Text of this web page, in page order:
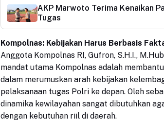
AKP Marwoto Terima Kenaikan
Tugas
Kompolnas: Kebijakan Harus Berbasis
Anggota Kompolnas RI, Gufron, S.H.I.,
mandat utama Kompolnas adalah
dalam merumuskan arah kebijakan
pelaksanaan tugas Polri ke depan. Oleh
dinamika kewilayahan sangat dibutuhkan
dengan kebutuhan riil di daerah.